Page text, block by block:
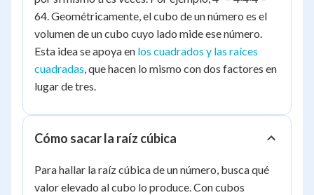
64. Geométricamente, el cubo de un número es el
volumen de un cubo cuyo lado mide ese número.
Esta idea se apoya en los cuadrados y las raíces
cuadradas, que hacen lo mismo con dos factores en
lugar de tres.
Cómo sacar la raíz cúbica
Para hallar la raíz cúbica de un número, busca qué
valor elevado al cubo lo produce. Con cubos